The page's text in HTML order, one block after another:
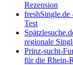
Rezension
freshSingle.de
Test
regionale
Prinz-sucht-
für die Rhein-